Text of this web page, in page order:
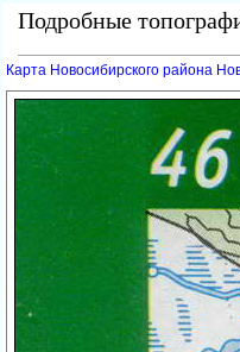
Подробные
Карта Новосибирского района